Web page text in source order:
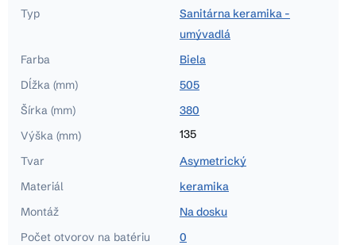
Typ
Sanitárna keramika -
umývadlá
Farba
Biela
Dĺžka (mm)
505
Šírka (mm)
380
Výška (mm)
135
Tvar
Asymetrický
Materiál
keramika
Montáž
Na dosku
Počet otvorov na batériu
0